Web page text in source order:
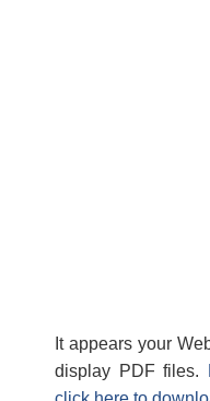
It appears your
display PDF files.